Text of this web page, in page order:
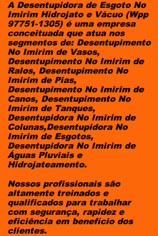
A Desentupidora de Esgoto No
Imirim Hidrojato e Vácuo (Wpp
97751-1305)é uma empresa
conceituada que atua nos
segmentos de: Desentupimento
No Imirim de Vasos,
Desentupimento No Imirim de
Ralos, Desentupimento No
Imirim de Pias,
Desentupimento No Imirim de
Canos, Desentupimento No
Imirim de Tanques,
Desentupidora No Imirim de
Colunas,Desentupidora No
Imirim de Esgotos,
Desentupidora No Imirim de
Águas Pluviais e
Hidrojateamento.
Nossos profissionais são
altamente treinados e
qualificados para trabalhar
com segurança, rapidez e
eficiência em benefício dos
clientes.